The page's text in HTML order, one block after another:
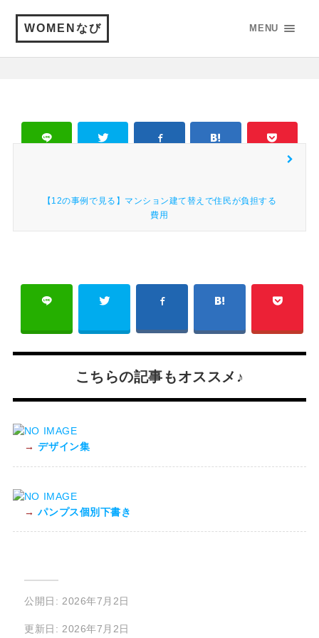
WOMENなび MENU
Pocket
【12の事例で見る】マンション建て替えで住民が負担する
費用
こちらの記事もオススメ♪
→ デザイン集
→ パンプス個別下書き
公開日: 2026年7月2日
更新日: 2026年7月2日